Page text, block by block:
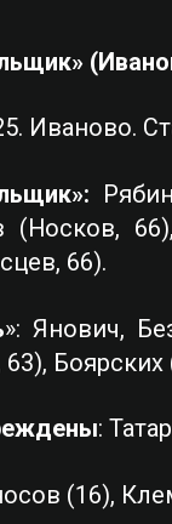
Иваново.
(Носков,
66).
»: Янович,
63),
:
(16),